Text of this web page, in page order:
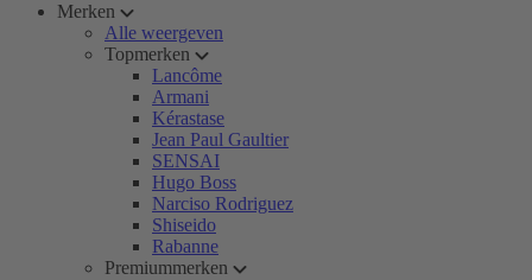
Merken
Alle weergeven
Topmerken
Lancôme
Armani
Kérastase
Jean Paul Gaultier
SENSAI
Hugo Boss
Narciso Rodriguez
Shiseido
Rabanne
Premiummerken